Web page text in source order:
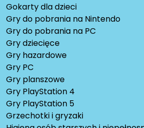
Gokarty dla dzieci
Gry do pobrania na Nintendo
Gry do pobrania na PC
Gry dziecięce
Gry hazardowe
Gry PC
Gry planszowe
Gry PlayStation 4
Gry PlayStation 5
Grzechotki i gryzaki